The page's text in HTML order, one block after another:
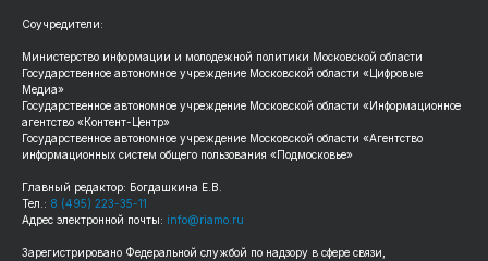
Соучредители:
Министерство информации и молодежной политики Московской области
Государственное автономное учреждение Московской области «Цифровые
Медиа»
Государственное автономное учреждение Московской области «Информационное
агентство «Контент-Центр»
Государственное автономное учреждение Московской области «Агентство
информационных систем общего пользования «Подмосковье»
Главный редактор: Богдашкина Е.В.
Тел.: 8 (495) 223-35-11
Адрес электронной почты: info@riamo.ru
Зарегистрировано Федеральной службой по надзору в сфере связи,